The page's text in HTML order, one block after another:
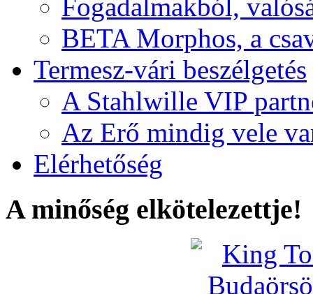
Fogadalmakból,
BETA Morphos, a
Termesz-vári beszélgetés
A Stahlwille VIP
Az Erő mindig vele
Elérhetőség
A minőség elkötelezettje!